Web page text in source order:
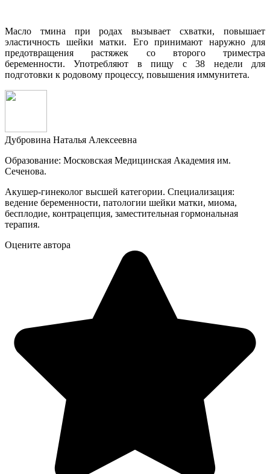
Масло тмина при родах вызывает схватки, повышает
эластичность шейки матки. Его принимают наружно для
предотвращения растяжек со второго триместра
беременности. Употребляют в пищу с 38 недели для
подготовки к родовому процессу, повышения иммунитета.
Дубровина Наталья Алексеевна
Образование: Московская Медицинская Академия им.
Сеченова.
Акушер-гинеколог высшей категории. Специализация:
ведение беременности, патологии шейки матки, миома,
бесплодие, контрацепция, заместительная гормональная
терапия.
Оцените автора